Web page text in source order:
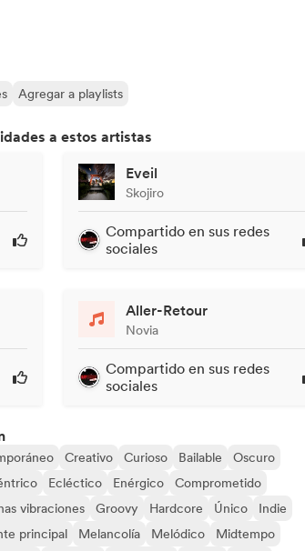
Agregar a playlists
a estos artistas
Eveil
Skojiro
Compartido en sus redes
sociales
Aller-Retour
Novia
Compartido en sus redes
sociales
Creativo Curioso Bailable
Oscuro
Ecléctico Enérgico
Comprometido
vibraciones Groovy Hardcore Único
Indie
principal Melancolía Melódico
Midtempo